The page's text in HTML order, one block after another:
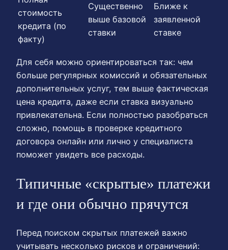
стоимость
кредита (по
факту)
Существенно
выше базовой
ставки
Ближе к
заявленной
ставке
Для себя можно ориентироваться так: чем
больше регулярных комиссий и обязательных
дополнительных услуг, тем выше фактическая
цена кредита, даже если ставка визуально
привлекательна. Если полностью разобраться
сложно, помощь в проверке кредитного
договора онлайн или лично у специалиста
поможет увидеть все расходы.
Типичные «скрытые» платежи
и где они обычно прячутся
Перед поиском скрытых платежей важно
учитывать несколько рисков и ограничений: